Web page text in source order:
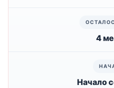
4
Начало